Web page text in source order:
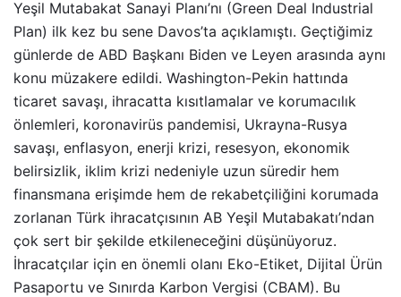
Yeşil Mutabakat Sanayi Planı’nı (Green Deal Industrial
Plan) ilk kez bu sene Davos’ta açıklamıştı. Geçtiğimiz
günlerde de ABD Başkanı Biden ve Leyen arasında aynı
konu müzakere edildi. Washington-Pekin hattında
ticaret savaşı, ihracatta kısıtlamalar ve korumacılık
önlemleri, koronavirüs pandemisi, Ukrayna-Rusya
savaşı, enflasyon, enerji krizi, resesyon, ekonomik
belirsizlik, iklim krizi nedeniyle uzun süredir hem
finansmana erişimde hem de rekabetçiliğini korumada
zorlanan Türk ihracatçısının AB Yeşil Mutabakatı’ndan
çok sert bir şekilde etkileneceğini düşünüyoruz.
İhracatçılar için en önemli olanı Eko-Etiket, Dijital Ürün
Pasaportu ve Sınırda Karbon Vergisi (CBAM). Bu